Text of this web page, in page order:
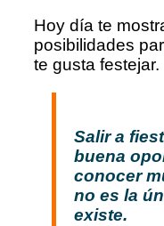
Hoy día te
posibilidades
te gusta
Salir a
buena
conocer
no es la
existe.